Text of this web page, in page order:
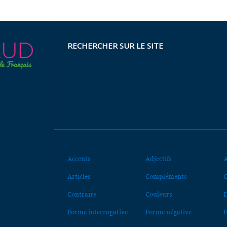
RECHERCHER SUR LE SITE
Accents Adjectifs
Articles Compléments
Contraire Couleurs
Forme interrogative Forme négative